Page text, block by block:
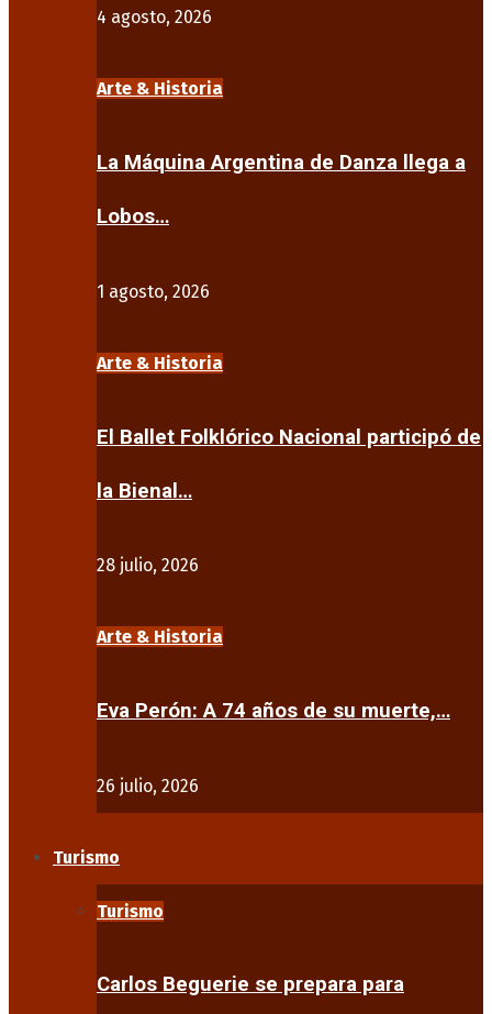
4 agosto, 2026
Arte & Historia
La Máquina Argentina de Danza llega a
Lobos…
1 agosto, 2026
Arte & Historia
El Ballet Folklórico Nacional participó de
la Bienal…
28 julio, 2026
Arte & Historia
Eva Perón: A 74 años de su muerte,…
26 julio, 2026
Turismo
Turismo
Carlos Beguerie se prepara para